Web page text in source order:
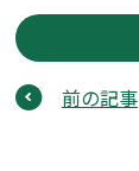
前の記事